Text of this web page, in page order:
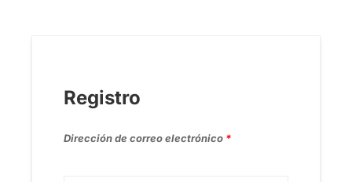
Registro
Dirección de correo electrónico *